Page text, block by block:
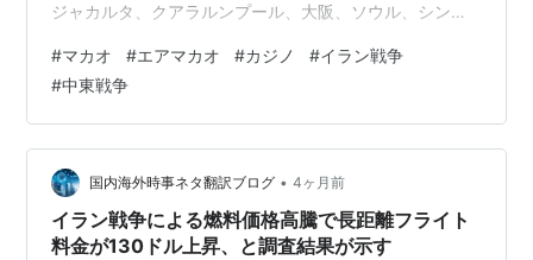
ジャカルタ、クアラルンプール、大阪、ソウル、シンガ
様々な都市への便が含まれると発表した。報道による
と、エアマカオは、世界の平均ジェット燃料価格が大幅
に上昇したことが主な理由でフライトのキャンセルを決
定したと述べた。ジェット燃料価格は2月下旬の1バレル
あたり97ドルから先週には1バレルあたり205ドルに急騰
し、110％上昇した。エアマカオは…
#マカオ #エアマカオ #カジノ #イラン戦争
#中東戦争
国内海外時事ネタ翻訳ブログ • 4ヶ月前
イラン戦争による燃料価格高騰で長距離フライト
料金が130ドル上昇、と調査結果が示す